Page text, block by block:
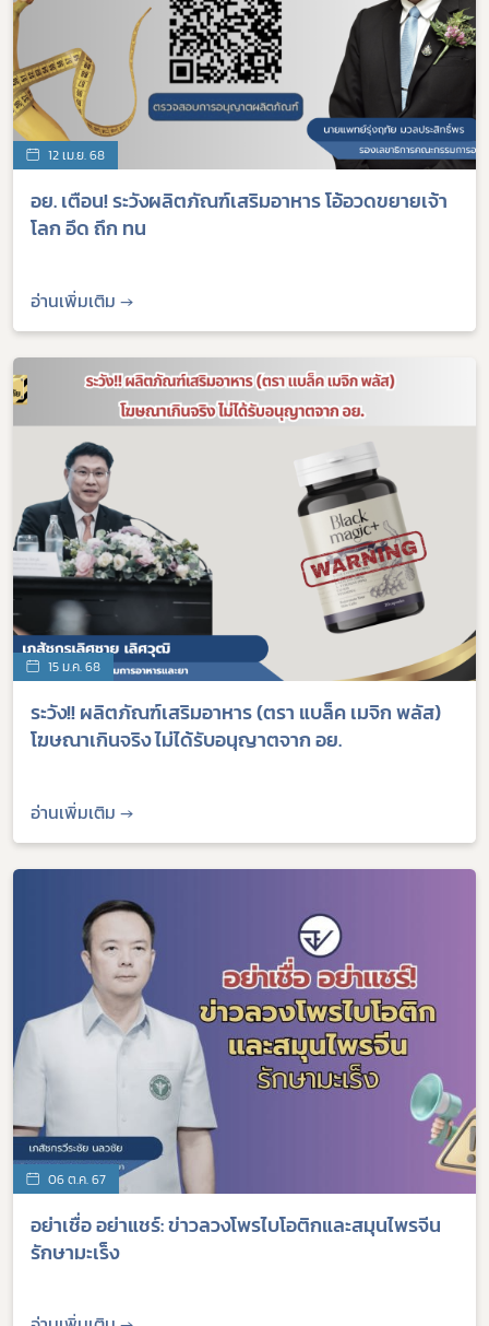
12 เม.ย. 68
อย. เตือน! ระวังผลิตภัณฑ์เสริมอาหาร โอ้อวดขยายเจ้า
โลก อึด ถึก ทน
อ่านเพิ่มเติม →
15 ม.ค. 68
ระวัง!! ผลิตภัณฑ์เสริมอาหาร (ตรา แบล็ค เมจิก พลัส)
โฆษณาเกินจริง ไม่ได้รับอนุญาตจาก อย.
อ่านเพิ่มเติม →
06 ต.ค. 67
อย่าเชื่อ อย่าแชร์: ข่าวลวงโพรไบโอติกและสมุนไพรจีน
รักษามะเร็ง